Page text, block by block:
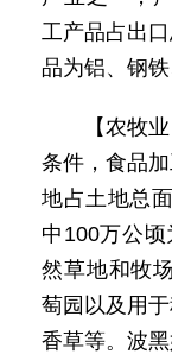
工产品占出
品为铝、钢铁
【农牧
条件，食品
地占土地总
中100万公
然草地和牧
萄园以及用
香草等。波